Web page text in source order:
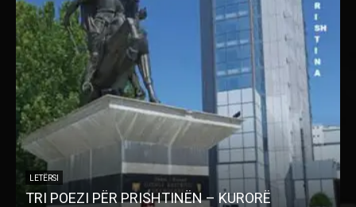
LETËRSI
TRI POEZI PËR PRISHTINËN – KURORË